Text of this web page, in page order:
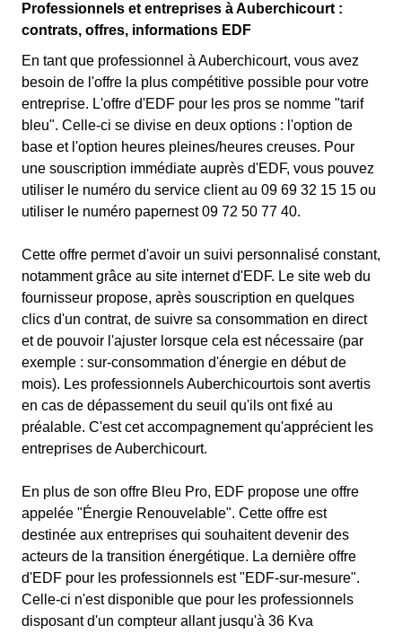
Professionnels et entreprises à Auberchicourt :
contrats, offres, informations EDF
En tant que professionnel à Auberchicourt, vous avez
besoin de l'offre la plus compétitive possible pour votre
entreprise. L'offre d'EDF pour les pros se nomme "tarif
bleu". Celle-ci se divise en deux options : l'option de
base et l'option heures pleines/heures creuses. Pour
une souscription immédiate auprès d'EDF, vous pouvez
utiliser le numéro du service client au 09 69 32 15 15 ou
utiliser le numéro papernest 09 72 50 77 40.
Cette offre permet d'avoir un suivi personnalisé constant,
notamment grâce au site internet d'EDF. Le site web du
fournisseur propose, après souscription en quelques
clics d'un contrat, de suivre sa consommation en direct
et de pouvoir l'ajuster lorsque cela est nécessaire (par
exemple : sur-consommation d'énergie en début de
mois). Les professionnels Auberchicourtois sont avertis
en cas de dépassement du seuil qu'ils ont fixé au
préalable. C'est cet accompagnement qu'apprécient les
entreprises de Auberchicourt.
En plus de son offre Bleu Pro, EDF propose une offre
appelée "Énergie Renouvelable". Cette offre est
destinée aux entreprises qui souhaitent devenir des
acteurs de la transition énergétique. La dernière offre
d'EDF pour les professionnels est "EDF-sur-mesure".
Celle-ci n'est disponible que pour les professionnels
disposant d'un compteur allant jusqu'à 36 Kva